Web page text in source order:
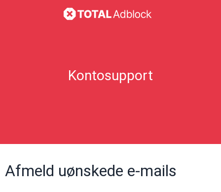
Kontosupport
Afmeld uønskede e-mails